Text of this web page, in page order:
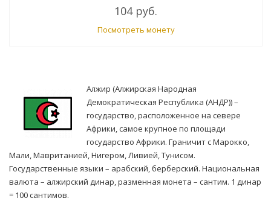
104 руб.
Посмотреть монету
Алжир (Алжирская Народная
Демократическая Республика (АНДР)) –
государство, расположенное на севере
Африки, самое крупное по площади
государство Африки. Граничит с Марокко,
Мали, Мавританией, Нигером, Ливией, Тунисом.
Государственные языки – арабский, берберский. Национальная
валюта – алжирский динар, разменная монета – сантим. 1 динар
= 100 сантимов.